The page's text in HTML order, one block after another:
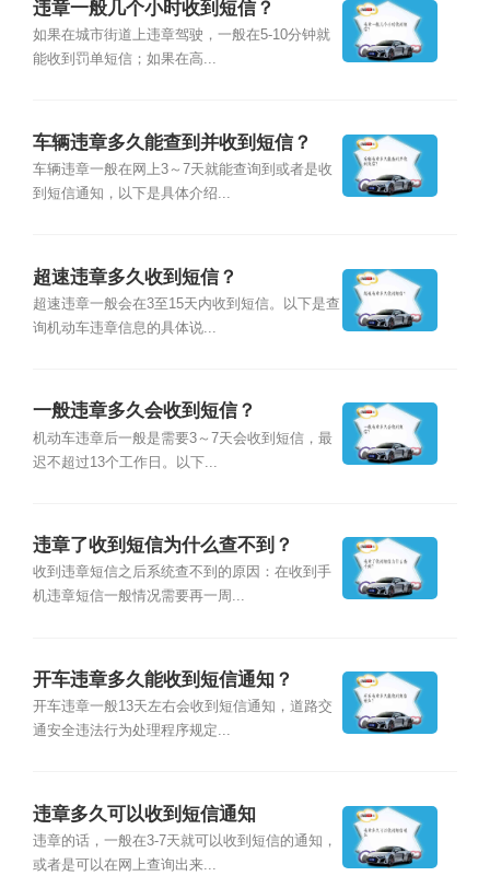
违章一般几个小时收到短信？
如果在城市街道上违章驾驶，一般在5-10分钟就
能收到罚单短信；如果在高...
车辆违章多久能查到并收到短信？
车辆违章一般在网上3～7天就能查询到或者是收
到短信通知，以下是具体介绍...
超速违章多久收到短信？
超速违章一般会在3至15天内收到短信。以下是查
询机动车违章信息的具体说...
一般违章多久会收到短信？
机动车违章后一般是需要3～7天会收到短信，最
迟不超过13个工作日。以下...
违章了收到短信为什么查不到？
收到违章短信之后系统查不到的原因：在收到手
机违章短信一般情况需要再一周...
开车违章多久能收到短信通知？
开车违章一般13天左右会收到短信通知，道路交
通安全违法行为处理程序规定...
违章多久可以收到短信通知
违章的话，一般在3-7天就可以收到短信的通知，
或者是可以在网上查询出来...